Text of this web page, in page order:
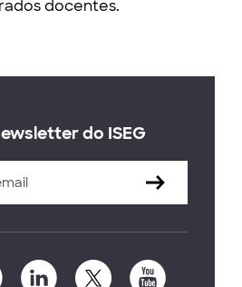
docentes.
do ISEG